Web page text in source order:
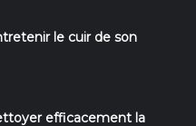
le cuir de son
efficacement la